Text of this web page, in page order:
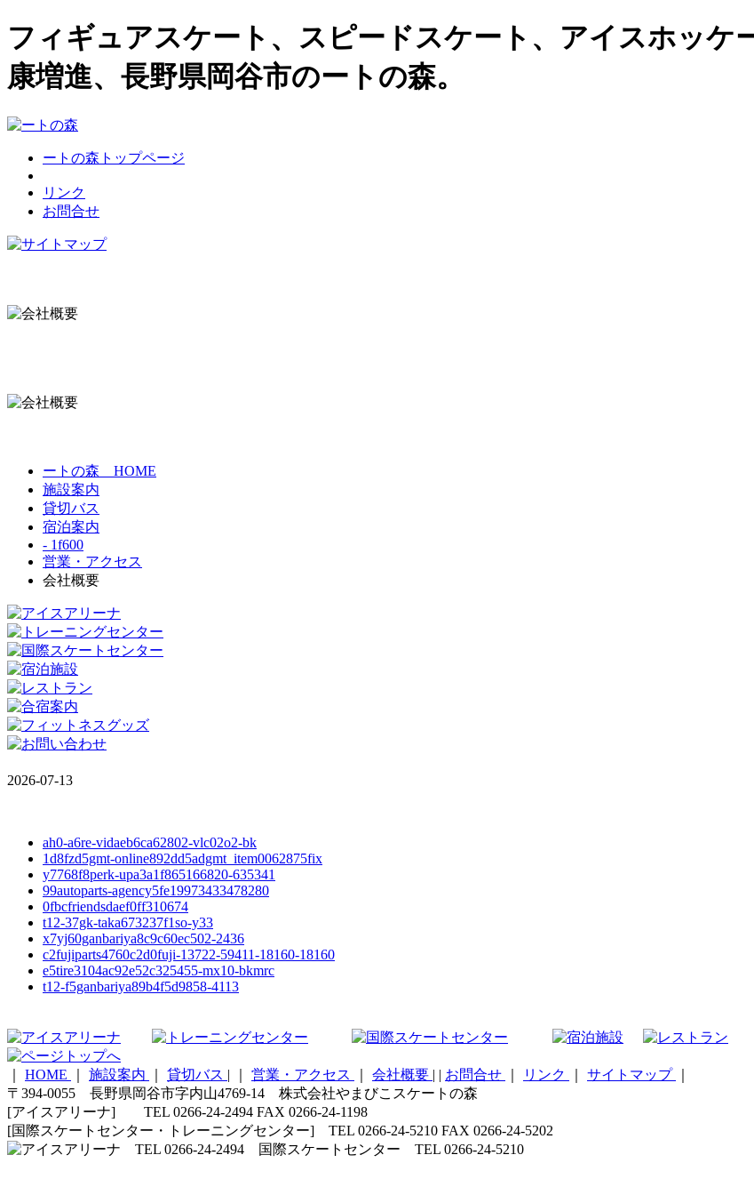
フィギュアスケート、スピードスケート、アイスホッケ
康増進、長野県岡谷市のートの森。
ートの森トップページ
リンク
お問合せ
ートの森 HOME
施設案内
貸切バス
宿泊案内
- 1f600
営業・アクセス
会社概要
2026-07-13
ah0-a6re-vidaeb6ca62802-vlc02o2-bk
1d8fzd5gmt-online892dd5adgmt_item0062875fix
y7768f8perk-upa3a1f865166820-635341
99autoparts-agency5fe19973433478280
0fbcfriendsdaef0ff310674
t12-37gk-taka673237f1so-y33
x7yj60ganbariya8c9c60ec502-2436
c2fujiparts4760c2d0fuji-13722-59411-18160-18160
e5tire3104ac92e52c325455-mx10-bkmrc
t12-f5ganbariya89b4f5d9858-4113
HOME 施設案内 貸切バス | 営業・アクセス 会社概要 | | お問合せ リンク サイトマップ
〒394-0055 長野県岡谷市字内山4769-14 株式会社やまびこスケートの森
[アイスアリーナ] TEL 0266-24-2494 FAX 0266-24-1198
[国際スケートセンター・トレーニングセンター] TEL 0266-24-5210 FAX 0266-24-5202